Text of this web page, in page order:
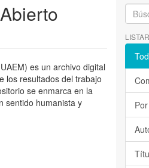
es un archivo digital
los resultados del trabajo
se enmarca en la
sentido humanista y
LISTAR